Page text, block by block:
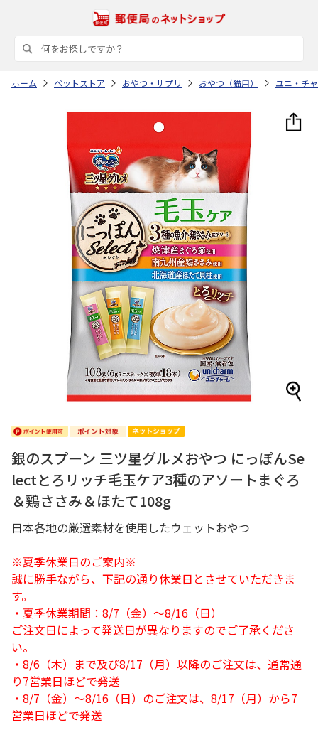
ホーム ペットストア おやつ・サプリ おやつ（猫用） ユニ・チ
銀のスプーン 三ツ星グルメおやつ にっぽんSe
lectとろリッチ毛玉ケア3種のアソートまぐろ
＆鶏ささみ＆ほたて108g
日本各地の厳選素材を使用したウェットおやつ
※夏季休業日のご案内※
誠に勝手ながら、下記の通り休業日とさせていただきま
す。
・夏季休業期間：8/7（金）～8/16（日）
ご注文日によって発送日が異なりますのでご了承くださ
い。
・8/6（木）まで及び8/17（月）以降のご注文は、通常通
り7営業日ほどで発送
・8/7（金）～8/16（日）のご注文は、8/17（月）から7
営業日ほどで発送